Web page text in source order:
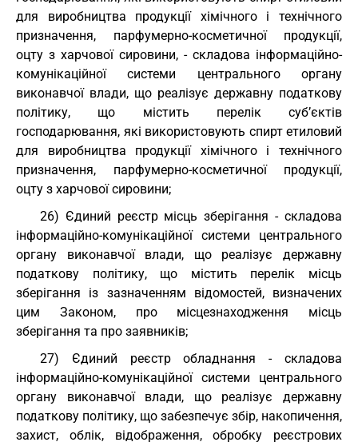
для виробництва продукції хімічного і технічного
призначення, парфумерно-косметичної продукції,
оцту з харчової сировини, - складова інформаційно-
комунікаційної системи центрального органу
виконавчої влади, що реалізує державну податкову
політику, що містить перелік суб’єктів
господарювання, які використовують спирт етиловий
для виробництва продукції хімічного і технічного
призначення, парфумерно-косметичної продукції,
оцту з харчової сировини;
26) Єдиний реєстр місць зберігання - складова
інформаційно-комунікаційної системи центрального
органу виконавчої влади, що реалізує державну
податкову політику, що містить перелік місць
зберігання із зазначенням відомостей, визначених
цим Законом, про місцезнаходження місць
зберігання та про заявників;
27) Єдиний реєстр обладнання - складова
інформаційно-комунікаційної системи центрального
органу виконавчої влади, що реалізує державну
податкову політику, що забезпечує збір, накопичення,
захист, облік, відображення, обробку реєстрових